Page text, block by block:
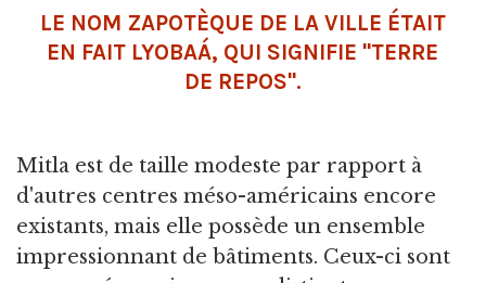
LE NOM ZAPOTÈQUE DE LA VILLE ÉTAIT
EN FAIT LYOBAÁ, QUI SIGNIFIE "TERRE
DE REPOS".
Mitla est de taille modeste par rapport à
d'autres centres méso-américains encore
existants, mais elle possède un ensemble
impressionnant de bâtiments. Ceux-ci sont